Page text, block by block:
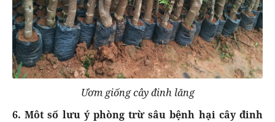
Ươm giống cây đinh lăng
6. Môt số lưu ý phòng trừ sâu bệnh hại cây đinh